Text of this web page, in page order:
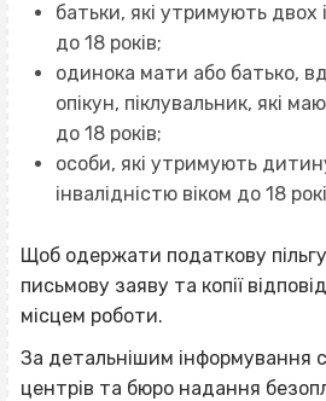
батьки, які утримують двох
до 18 років;
одинока мати або батько,
опікун, піклувальник, які
до 18 років;
особи, які утримують
інвалідністю віком до 18
Щоб одержати податкову
письмову заяву та копії
місцем роботи.
За детальнішим інформування
центрів та бюро надання